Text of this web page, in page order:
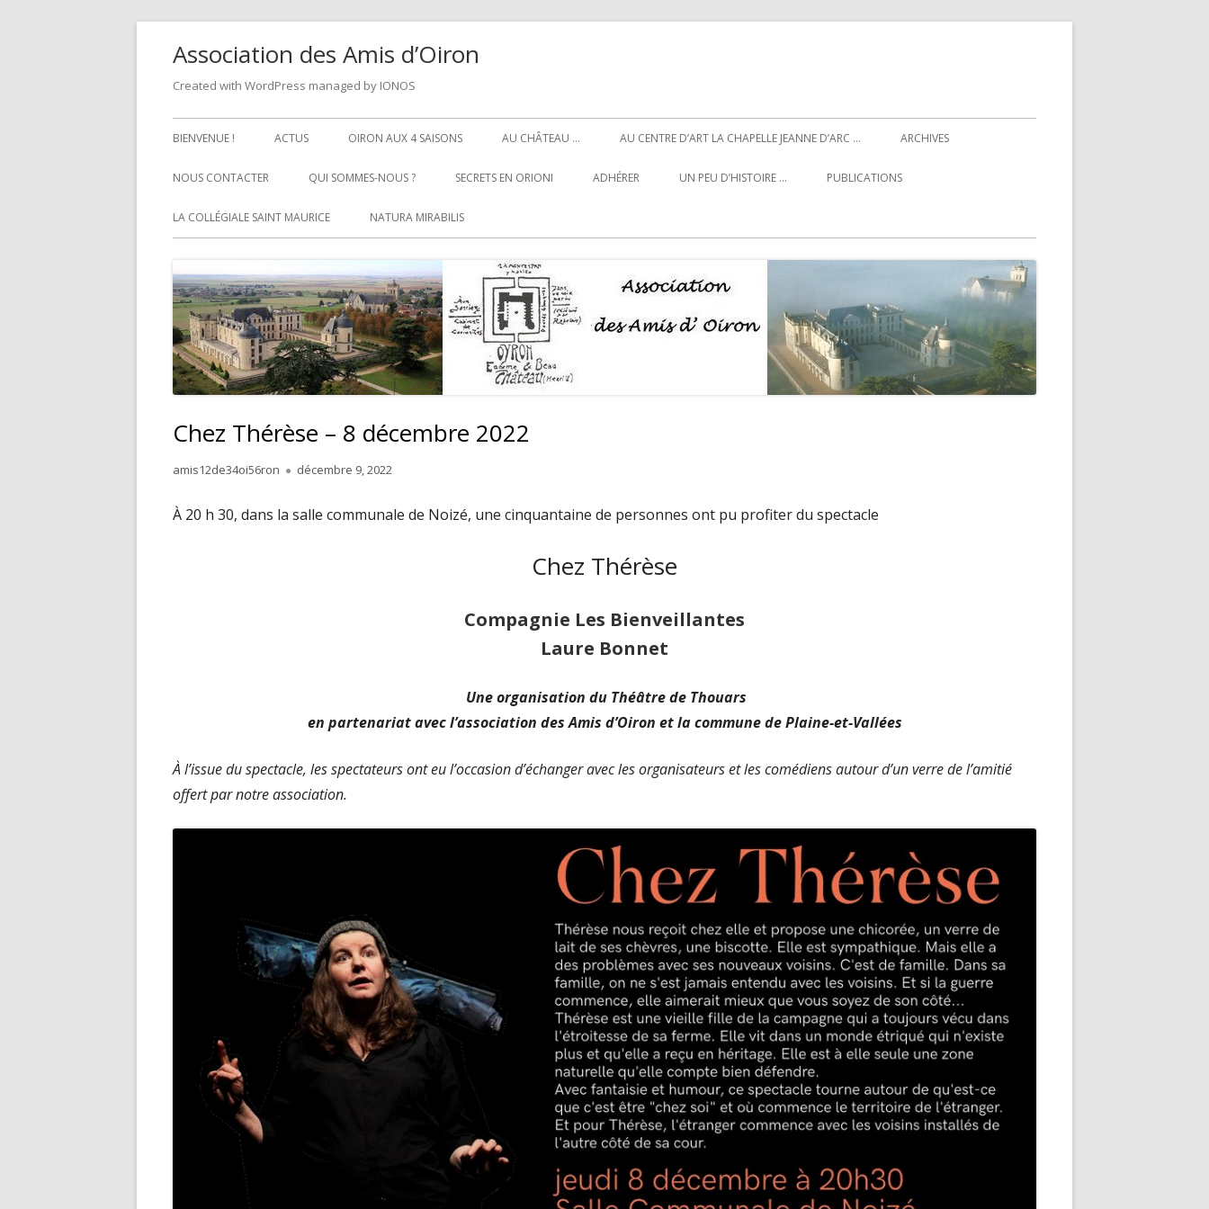
Association des Amis d’Oiron
Created with WordPress managed by IONOS
Primary
Menu
BIENVENUE ! ACTUS OIRON AUX 4 SAISONS AU CHÂTEAU … AU CENTRE D’ART LA CHAPELLE JEANNE D’ARC … ARCHIVES
NOUS CONTACTER QUI SOMMES-NOUS ? SECRETS EN ORIONI ADHÉRER UN PEU D’HISTOIRE … PUBLICATIONS
LA COLLÉGIALE SAINT MAURICE NATURA MIRABILIS
Chez Thérèse – 8 décembre 2022
Author
amis12de34oi56ron
Published
décembre 9, 2022
À 20 h 30, dans la salle communale de Noizé, une cinquantaine de personnes ont pu profiter du spectacle
Chez Thérèse
Compagnie Les Bienveillantes
Laure Bonnet
Une organisation du Théâtre de Thouars
en partenariat avec l’association des Amis d’Oiron et la commune de Plaine-et-Vallées
À l’issue du spectacle, les spectateurs ont eu l’occasion d’échanger avec les organisateurs et les comédiens autour d’un verre de l’amitié
offert par notre association.